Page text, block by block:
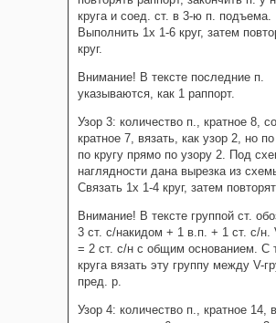
круга и соед. ст. в 3-ю п. подъема.
Выполнить 1х 1-6 круг, затем
круг.
Внимание! В тексте последние п.
указываются, как 1 раппорт.
Узор 3: количество п., кратное 8,
кратное 7, вязать, как узор 2, но
по кругу прямо по узору 2. Под
наглядности дана вырезка из
Связать 1х 1-4 круг, затем
Внимание! В тексте группой ст.
3 ст. с/накидом + 1 в.п. + 1 ст. с/н.
= 2 ст. с/н с общим основанием. С
круга вязать эту группу между V-
пред. р.
Узор 4: количество п., кратное 14,